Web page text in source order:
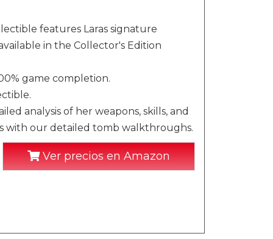
features Laras signature
in the Collector's Edition
game completion.
analysis of her weapons, skills, and
with our detailed tomb walkthroughs.
Ver precios en Amazon